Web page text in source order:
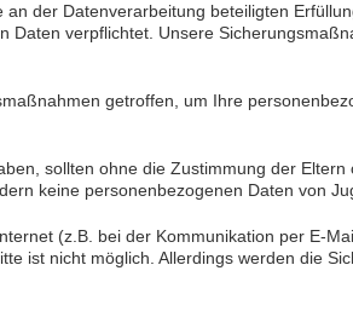
der Datenverarbeitung beteiligten
Daten verpflichtet. Unsere
getroffen, um Ihre
sollten ohne die Zustimmung der
keine personenbezogenen Daten von
(z.B. bei der Kommunikation per E-
ist nicht möglich. Allerdings werden die